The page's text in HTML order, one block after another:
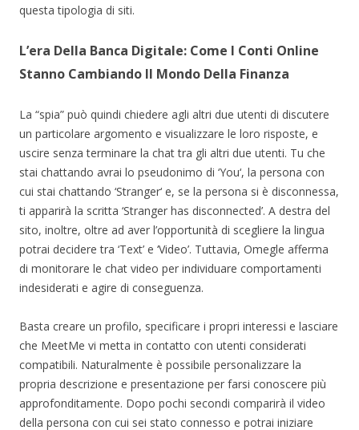
questa tipologia di siti.
L’era Della Banca Digitale: Come I Conti Online
Stanno Cambiando Il Mondo Della Finanza
La “spia” può quindi chiedere agli altri due utenti di discutere
un particolare argomento e visualizzare le loro risposte, e
uscire senza terminare la chat tra gli altri due utenti. Tu che
stai chattando avrai lo pseudonimo di ‘You‘, la persona con
cui stai chattando ‘Stranger‘ e, se la persona si è disconnessa,
ti apparirà la scritta ‘Stranger has disconnected’. A destra del
sito, inoltre, oltre ad aver l’opportunità di scegliere la lingua
potrai decidere tra ‘Text’ e ‘Video’. Tuttavia, Omegle afferma
di monitorare le chat video per individuare comportamenti
indesiderati e agire di conseguenza.
Basta creare un profilo, specificare i propri interessi e lasciare
che MeetMe vi metta in contatto con utenti considerati
compatibili. Naturalmente è possibile personalizzare la
propria descrizione e presentazione per farsi conoscere più
approfonditamente. Dopo pochi secondi comparirà il video
della persona con cui sei stato connesso e potrai iniziare